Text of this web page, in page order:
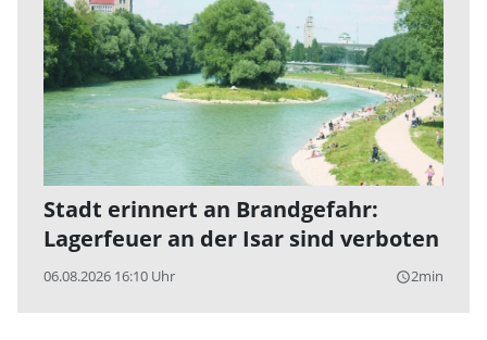
Stadt erinnert an Brandgefahr:
Lagerfeuer an der Isar sind verboten
06.08.2026 16:10 Uhr query_builder2min